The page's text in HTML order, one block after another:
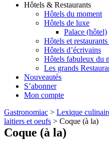
Hôtels & Restaurants
Hôtels du moment
Hôtels de luxe
Palace (hôtel)
Hôtels et
Hôtels d’écrivains
Hôtels fabuleux du
Les grands
Nouveautés
S’abonner
Mon compte
Gastronomiac > Lexique
laitiers et oeufs > Coque (à la)
Coque (à la)